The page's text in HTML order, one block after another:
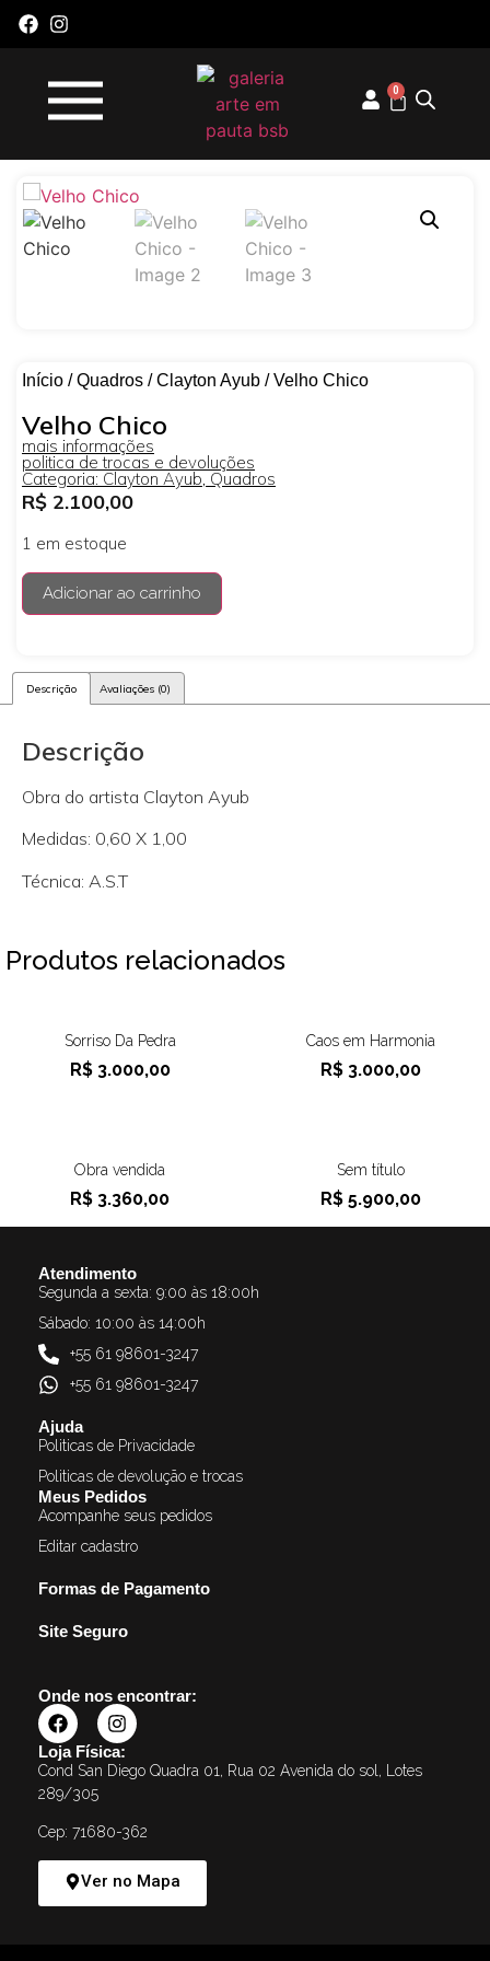
0
Início /Quadros /Clayton Ayub / Velho Chico
Velho Chico
mais informações
politica de trocas e devoluções
Categoria: Clayton Ayub, Quadros
R$ 2.100,00
1 em estoque
Adicionar ao carrinho
Descrição Avaliações (0)
Descrição
Obra do artista Clayton Ayub
Medidas: 0,60 X 1,00
Técnica: A.S.T
Produtos relacionados
Sorriso Da Pedra
R$3.000,00
Caos em Harmonia
R$3.000,00
Obra vendida
R$ 3.360,00
Sem título
R$5.900,00
Atendimento
Segunda a sexta: 9:00 às 18:00h
Sábado: 10:00 às 14:00h
+55 61 98601-3247
+55 61 98601-3247
Ajuda
Politicas de Privacidade
Politicas de devolução e trocas
Meus Pedidos
Acompanhe seus pedidos
Editar cadastro
Formas de Pagamento
Site Seguro
Onde nos encontrar:
Loja Física:
Cond San Diego Quadra 01, Rua 02 Avenida do sol, Lotes
289/305
Cep: 71680-362
Ver no Mapa